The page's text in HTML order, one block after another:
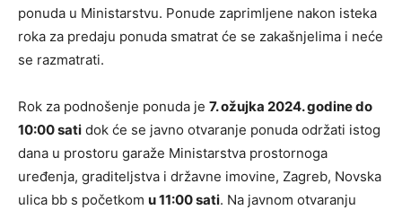
ponuda u Ministarstvu. Ponude zaprimljene nakon isteka
roka za predaju ponuda smatrat će se zakašnjelima i neće
se razmatrati.
Rok za podnošenje ponuda je 7. ožujka 2024. godine do
10:00 sati dok će se javno otvaranje ponuda održati istog
dana u prostoru garaže Ministarstva prostornoga
uređenja, graditeljstva i državne imovine, Zagreb, Novska
ulica bb s početkom u 11:00 sati. Na javnom otvaranju